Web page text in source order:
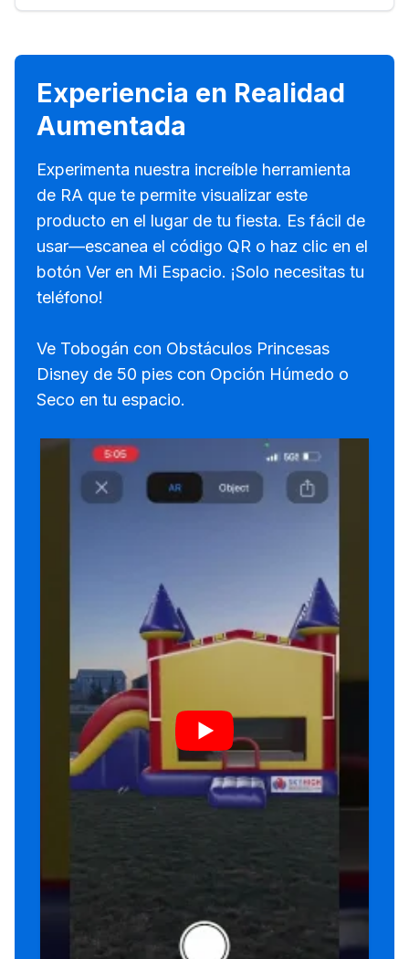
Experiencia en Realidad
Aumentada
Experimenta nuestra increíble herramienta
de RA que te permite visualizar este
producto en el lugar de tu fiesta. Es fácil de
usar—escanea el código QR o haz clic en el
botón Ver en Mi Espacio. ¡Solo necesitas tu
teléfono!
Ve Tobogán con Obstáculos Princesas
Disney de 50 pies con Opción Húmedo o
Seco en tu espacio.